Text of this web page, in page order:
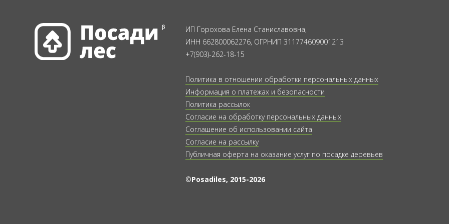
ИП Горохова Елена Станиславовна,
ИНН 662800062276, ОГРНИП 311774609001213
+7(903)-262-18-15
Политика в отношении обработки персональных данных
Информация о платежах и безопасности
Политика рассылок
Согласие на обработку персональных данных
Соглашение об использовании сайта
Согласие на рассылку
Публичная оферта на оказание услуг по посадке деревьев
©Posadiles, 2015-2026